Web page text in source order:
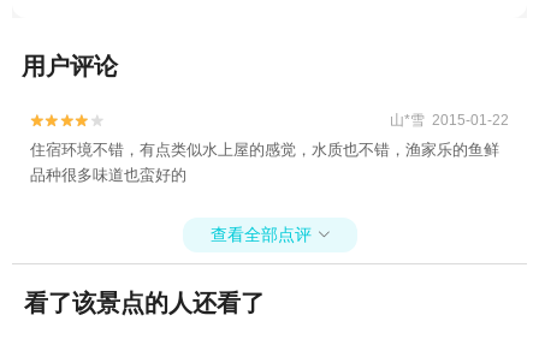
用户评论

 山*雪 2015-01-22
住宿环境不错，有点类似水上屋的感觉，水质也不错，渔家乐的鱼鲜
品种很多味道也蛮好的
查看全部点评 
看了该景点的人还看了